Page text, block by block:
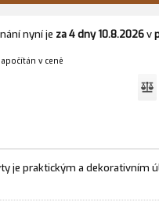
nyní je za 4 dny10.8.2026v
v ceně
je praktickým a dekorativním